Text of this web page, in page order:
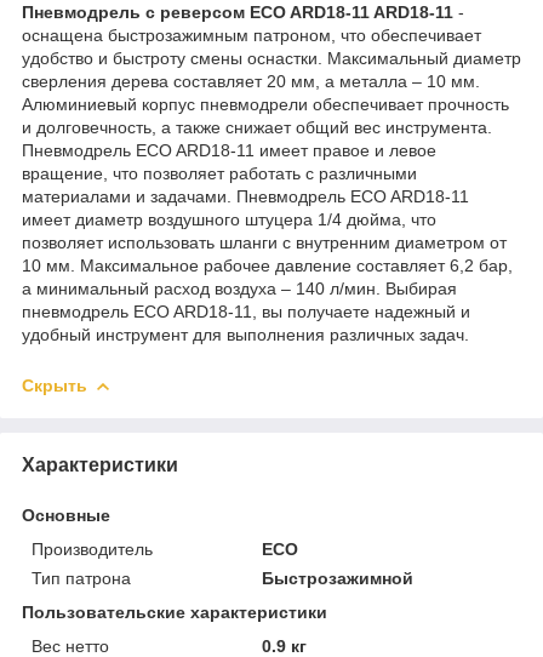
Пневмодрель с реверсом ECO ARD18-11 ARD18-11 -
оснащена быстрозажимным патроном, что обеспечивает
удобство и быстроту смены оснастки. Максимальный диаметр
сверления дерева составляет 20 мм, а металла – 10 мм.
Алюминиевый корпус пневмодрели обеспечивает прочность
и долговечность, а также снижает общий вес инструмента.
Пневмодрель ECO ARD18-11 имеет правое и левое
вращение, что позволяет работать с различными
материалами и задачами. Пневмодрель ECO ARD18-11
имеет диаметр воздушного штуцера 1/4 дюйма, что
позволяет использовать шланги с внутренним диаметром от
10 мм. Максимальное рабочее давление составляет 6,2 бар,
а минимальный расход воздуха – 140 л/мин. Выбирая
пневмодрель ECO ARD18-11, вы получаете надежный и
удобный инструмент для выполнения различных задач.
Скрыть
Характеристики
Основные
Производитель
ECO
Тип патрона
Быстрозажимной
Пользовательские характеристики
Вес нетто
0.9 кг